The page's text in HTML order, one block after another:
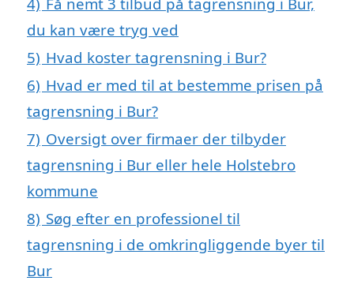
du kan være tryg ved
5) Hvad koster tagrensning i Bur?
6) Hvad er med til at bestemme prisen på
tagrensning i Bur?
7) Oversigt over firmaer der tilbyder
tagrensning i Bur eller hele Holstebro
kommune
8) Søg efter en professionel til
tagrensning i de omkringliggende byer til
Bur